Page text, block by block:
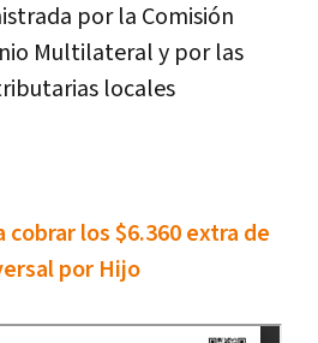
por la Comisión
Multilateral y por las
locales
cobrar los $6.360 extra de
por Hijo